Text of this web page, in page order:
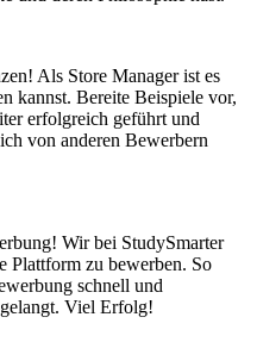
Als Store Manager ist es
kannst. Bereite Beispiele vor,
erfolgreich geführt und
von anderen Bewerbern
Wir bei StudySmarter
Plattform zu bewerben. So
schnell und
Viel Erfolg!